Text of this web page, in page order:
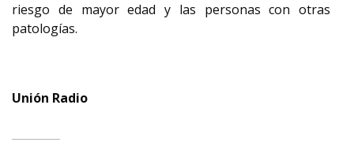
riesgo de mayor edad y las personas con otras
patologías.
Unión Radio